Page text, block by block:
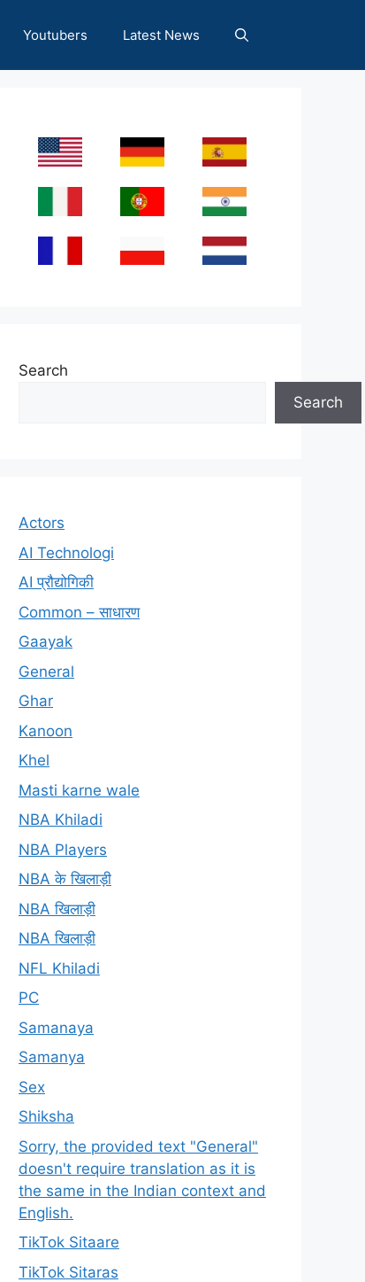
Youtubers Latest News
Search
Search
Actors
AI Technologi
AI प्रौद्योगिकी
Common – साधारण
Gaayak
General
Ghar
Kanoon
Khel
Masti karne wale
NBA Khiladi
NBA Players
NBA के खिलाड़ी
NBA खिलाड़ी
NBA खिलाड़ी
NFL Khiladi
PC
Samanaya
Samanya
Sex
Shiksha
Sorry, the provided text "General"
doesn't require translation as it is
the same in the Indian context and
English.
TikTok Sitaare
TikTok Sitaras